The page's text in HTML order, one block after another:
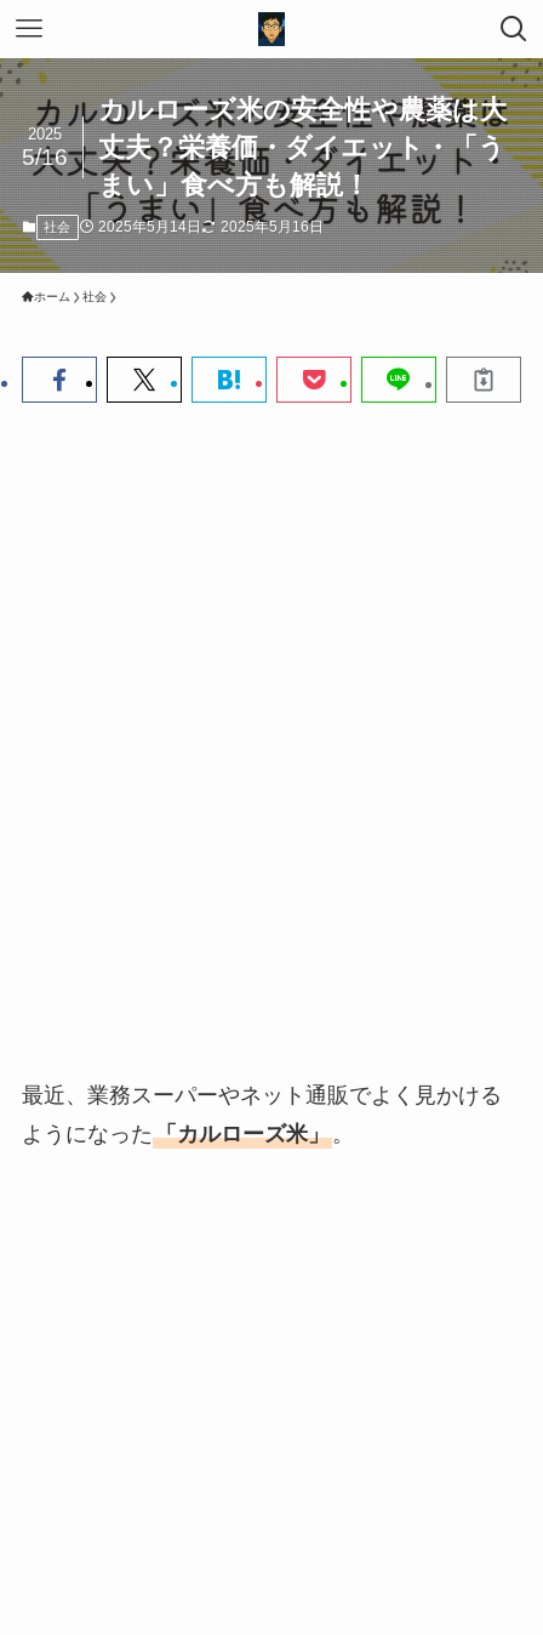
カルローズ米の安全性や農薬は大
丈夫？栄養価・ダイエット・「う
まい」食べ方も解説！
2025
5/16
社会 2025年5月14日 2025年5月16日
ホーム 社会
最近、業務スーパーやネット通販でよく見かける
ようになった「カルローズ米」。